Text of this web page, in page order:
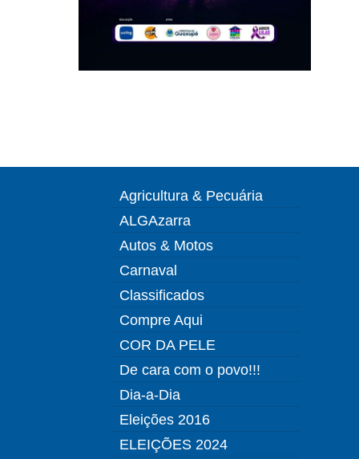
Agricultura & Pecuária
ALGAzarra
Autos & Motos
Carnaval
Classificados
Compre Aqui
COR DA PELE
De cara com o povo!!!
Dia-a-Dia
Eleições 2016
ELEIÇÕES 2024